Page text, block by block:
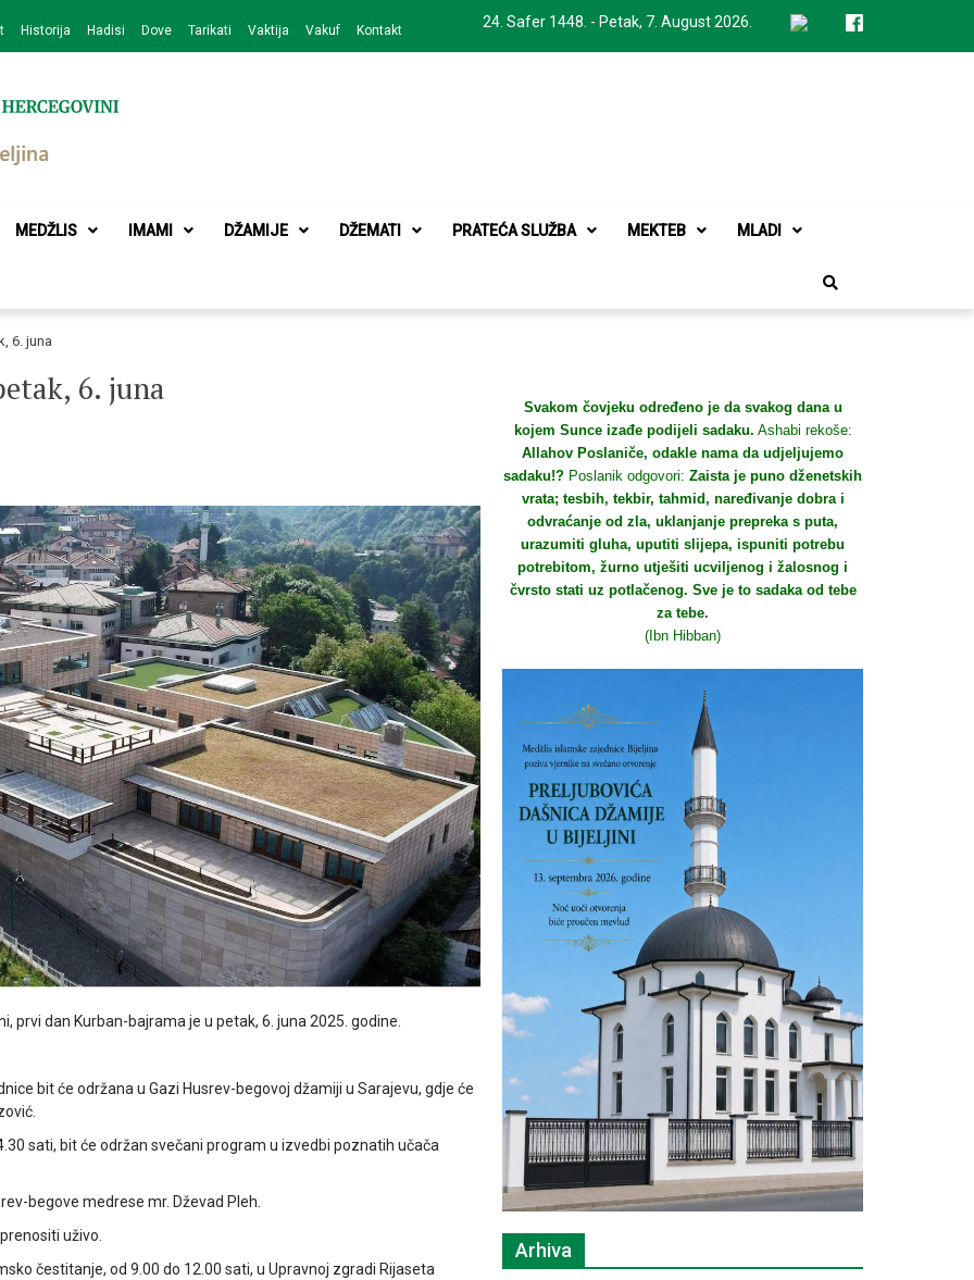
24. Safer 1448. - Petak, 7. August 2026.
Historija Hadisi Dove Tarikati Vaktija Vakuf Kontakt
Bijeljina
MEDŽLIS IMAMI DŽAMIJE DŽEMATI PRATEĆA SLUŽBA MEKTEB MLADI
6. juna
6. juna
prvi dan Kurban-bajrama je u petak, 6. juna 2025. godine.
bit će održana u Gazi Husrev-begovoj džamiji u Sarajevu, gdje će
sati, bit će održan svečani program u izvedbi poznatih učača
begove medrese mr. Dževad Pleh.
uživo.
čestitanje, od 9.00 do 12.00 sati, u Upravnoj zgradi Rijaseta
Svakom čovjeku određeno je da svakog dana u
kojem Sunce izađe podijeli sadaku. Ashabi rekoše:
Allahov Poslaniče, odakle nama da udjeljujemo
sadaku!? Poslanik odgovori: Zaista je puno dženetskih
vrata; tesbih, tekbir, tahmid, naređivanje dobra i
odvraćanje od zla, uklanjanje prepreka s puta,
urazumiti gluha, uputiti slijepa, ispuniti potrebu
potrebitom, žurno utješiti ucviljenog i žalosnog i
čvrsto stati uz potlačenog. Sve je to sadaka od tebe
za tebe.
(Ibn Hibban)
Arhiva